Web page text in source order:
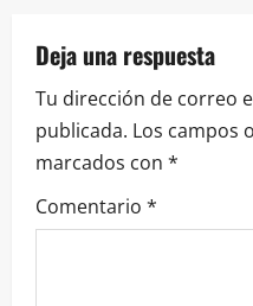
Deja una respuesta
Tu dirección de correo
publicada. Los campos
marcados con *
Comentario *